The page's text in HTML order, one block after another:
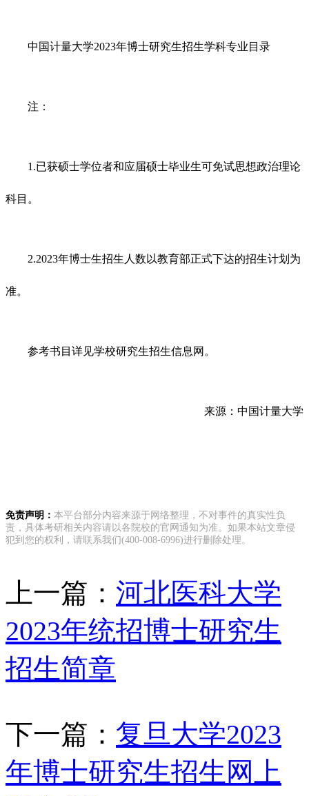
中国计量大学2023年博士研究生招生学科专业目录
注：
1.已获硕士学位者和应届硕士毕业生可免试思想政治理论
科目。
2.2023年博士生招生人数以教育部正式下达的招生计划为
准。
参考书目详见学校研究生招生信息网。
来源：中国计量大学
免责声明： 本平台部分内容来源于网络整理，不对事件的真实性负
责，具体考研相关内容请以各院校的官网通知为准。如果本站文章侵
犯到您的权利，请联系我们(400-008-6996)进行删除处理。
上一篇： 河北医科大学
2023年统招博士研究生
招生简章
下一篇： 复旦大学2023
年博士研究生招生网上